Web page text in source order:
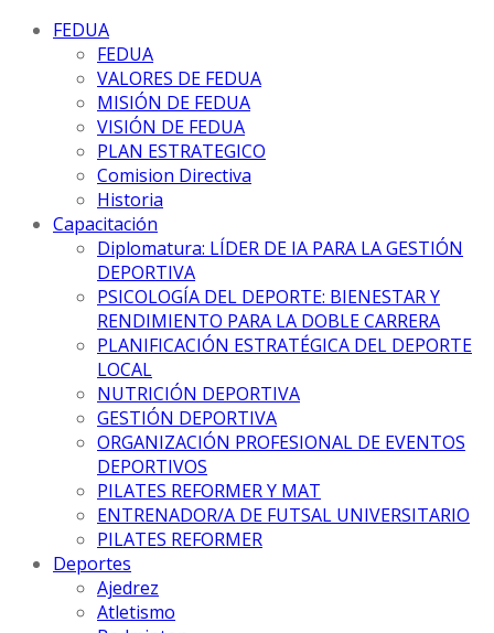
FEDUA
FEDUA
VALORES DE FEDUA
MISIÓN DE FEDUA
VISIÓN DE FEDUA
PLAN ESTRATEGICO
Comision Directiva
Historia
Capacitación
Diplomatura: LÍDER DE IA PARA LA GESTIÓN
DEPORTIVA
PSICOLOGÍA DEL DEPORTE: BIENESTAR Y
RENDIMIENTO PARA LA DOBLE CARRERA
PLANIFICACIÓN ESTRATÉGICA DEL DEPORTE
LOCAL
NUTRICIÓN DEPORTIVA
GESTIÓN DEPORTIVA
ORGANIZACIÓN PROFESIONAL DE EVENTOS
DEPORTIVOS
PILATES REFORMER Y MAT
ENTRENADOR/A DE FUTSAL UNIVERSITARIO
PILATES REFORMER
Deportes
Ajedrez
Atletismo